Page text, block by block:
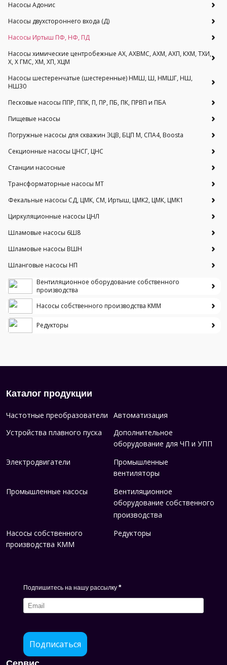
Насосы Адонис
Насосы двухстороннего входа (Д)
Насосы Иртыш ПФ, НФ, ПД
Насосы химические центробежные АХ, АХВМС, АХМ, АХП, КХМ, ТХИ,
Х, Х ГМС, ХМ, ХП, ХЦМ
Насосы шестеренчатые (шестеренные) НМШ, Ш, НМШГ, НШ,
НШ30
Песковые насосы ППР, ППК, П, ПР, ПБ, ПК, ПРВП и ПБА
Пищевые насосы
Погружные насосы для скважин ЭЦВ, БЦП М, СПА4, Boosta
Секционные насосы ЦНСГ, ЦНС
Станции насосные
Трансформаторные насосы МТ
Фекальные насосы СД, ЦМК, СМ, Иртыш, ЦМК2, ЦМК, ЦМК1
Циркуляционные насосы ЦНЛ
Шламовые насосы 6Ш8
Шламовые насосы ВШН
Шланговые насосы НП
Вентиляционное оборудование собственного
производства
Насосы собственного производства KMM
Редукторы
Каталог продукции
Частотные преобразователи
Автоматизация
Устройства плавного пуска
Дополнительное
оборудование для ЧП и УПП
Электродвигатели Промышленные
вентиляторы
Промышленные насосы Вентиляционное
оборудование собственного
производства
Насосы собственного
производства KMM
Редукторы
Подпишитесь на нашу рассылку *
Подписаться